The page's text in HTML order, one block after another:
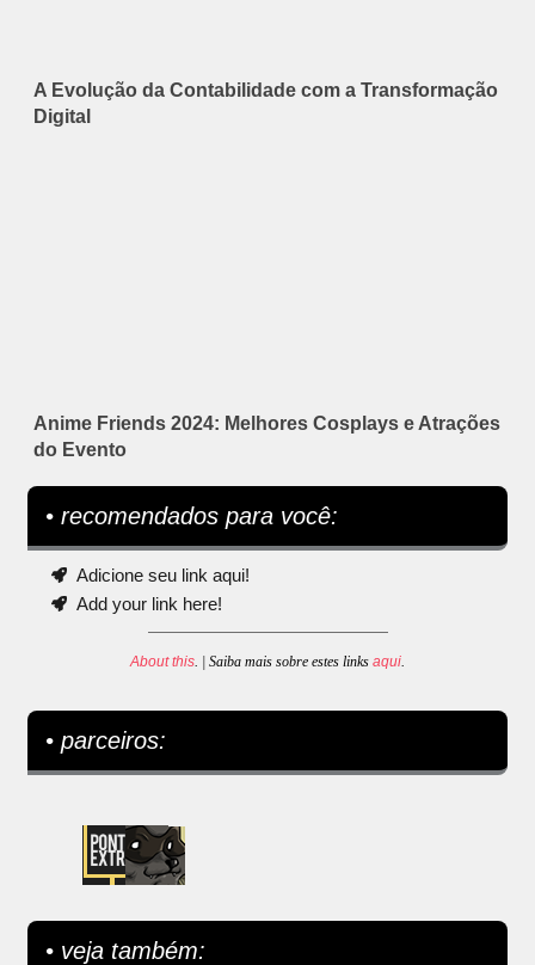
A Evolução da Contabilidade com a Transformação
Digital
Anime Friends 2024: Melhores Cosplays e Atrações
do Evento
• recomendados para você:
Adicione seu link aqui!
Add your link here!
About this . | Saiba mais sobre estes links aqui
• parceiros:
• veja também: